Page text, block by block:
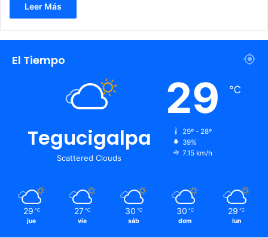
Leer Más
El Tiempo
Tegucigalpa
Scattered Clouds
29 ℃
29º - 28º
39%
7.15 km/h
29 ℃
jue
27 ℃
vie
30 ℃
sáb
30 ℃
dom
29 ℃
lun